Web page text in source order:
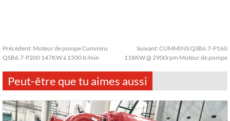
Précédent: Moteur de pompe Cummins
QSB6.7-P200 147KW à 1500 tr/min
Suivant: CUMMINS QSB6.7-P160
118KW @ 2900rpm Moteur de pompe
Peut-être que tu aimes aussi